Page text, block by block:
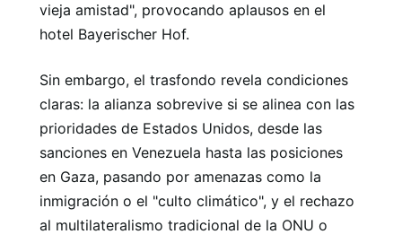
vieja amistad", provocando aplausos en el
hotel Bayerischer Hof.
Sin embargo, el trasfondo revela condiciones
claras: la alianza sobrevive si se alinea con las
prioridades de Estados Unidos, desde las
sanciones en Venezuela hasta las posiciones
en Gaza, pasando por amenazas como la
inmigración o el "culto climático", y el rechazo
al multilateralismo tradicional de la ONU o